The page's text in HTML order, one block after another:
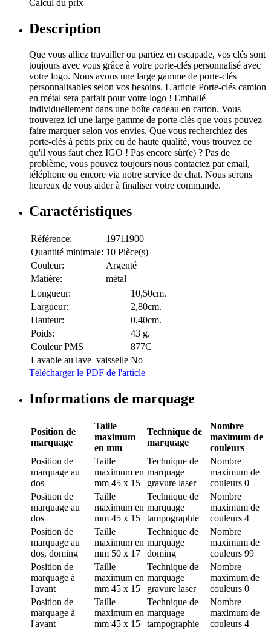
Calcul du prix
Description
Que vous alliez travailler ou partiez en escapade, vos clés sont
toujours avec vous grâce à votre porte-clés personnalisé avec
votre logo. Nous avons une large gamme de porte-clés
personnalisables selon vos besoins. L'article Porte-clés camion
en métal sera parfait pour votre logo ! Emballé
individuellement dans une boîte cadeau en carton. Vous
trouverez ici une large gamme de porte-clés que vous pouvez
faire marquer selon vos envies. Que vous recherchiez des
porte-clés à petits prix ou de haute qualité, vous trouvez ce
qu'il vous faut chez IGO ! Pas encore sûr(e) ? Pas de
problème, vous pouvez toujours nous contactez par email,
téléphone ou encore via notre service de chat. Nous serons
heureux de vous aider à finaliser votre commande.
Caractéristiques
Référence:
19711900
Quantité minimale: 10 Pièce(s)
Couleur:
Argenté
Matière:
métal
Longueur:
10,50cm.
Largueur:
2,80cm.
Hauteur:
0,40cm.
Poids:
43 g.
Couleur PMS
877C
Lavable au lave–vaisselle No
Télécharger le PDF de l'article
Informations de marquage
Position de
marquage
Taille
maximum
en mm
Technique de
marquage
Nombre
maximum de
couleurs
Position de
marquage au
dos
Taille
maximum en
mm 45 x 15
Technique de
marquage
gravure laser
Nombre
maximum de
couleurs 0
Position de
marquage au
dos
Taille
maximum en
mm 45 x 15
Technique de
marquage
tampographie
Nombre
maximum de
couleurs 4
Position de
marquage au
dos, doming
Taille
maximum en
mm 50 x 17
Technique de
marquage
doming
Nombre
maximum de
couleurs 99
Position de
marquage à
l'avant
Taille
maximum en
mm 45 x 15
Technique de
marquage
gravure laser
Nombre
maximum de
couleurs 0
Position de
marquage à
l'avant
Taille
maximum en
mm 45 x 15
Technique de
marquage
tampographie
Nombre
maximum de
couleurs 4